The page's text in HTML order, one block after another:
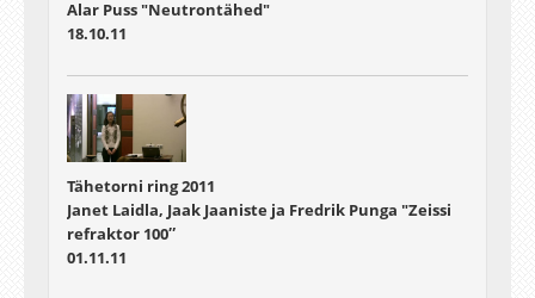
Alar Puss "Neutrontähed"
18.10.11
Tähetorni ring 2011
Janet Laidla, Jaak Jaaniste ja Fredrik Punga "Zeissi
refraktor 100″
01.11.11